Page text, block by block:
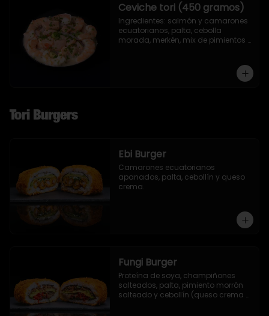
Ceviche tori (450 gramos)
Ingredientes: salmón y camarones
ecuatorianos, palta, cebolla
morada, merkén, mix de pimientos
Tori Burgers
Ebi Burger
Camarones ecuatorianos
apanados, palta, cebollín y queso
crema.
Fungi Burger
Proteína de soya, champiñones
salteados, palta, pimiento morrón
salteado y cebollín (queso crema